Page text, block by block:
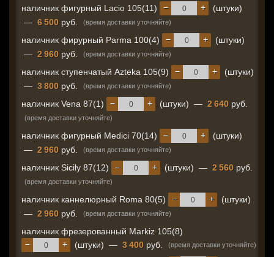
наличник фигурный Lacio 105(11) +
−
(штуки)
— 6 500 руб. (время доставки уточняйте)
наличник фирурный Parma 100(4) +
−
(штуки)
— 2 960 руб. (время доставки уточняйте)
наличник ступенчатый Azteka 105(9) +
−
(штуки)
— 3 800 руб. (время доставки уточняйте)
наличник Vena 87(1) +
− (штуки) — 2 640 руб.
(время доставки уточняйте)
наличник фигурный Medici 70(14) +
−
(штуки)
— 2 960 руб. (время доставки уточняйте)
наличник Sicily 87(12) +
− (штуки) — 2 560 руб.
(время доставки уточняйте)
наличник каннелюрный Roma 80(5) +
−
(штуки)
— 2 960 руб. (время доставки уточняйте)
наличник фрезерованный Markiz 105(8)
+
− (штуки) — 3 400 руб. (время доставки уточняйте)